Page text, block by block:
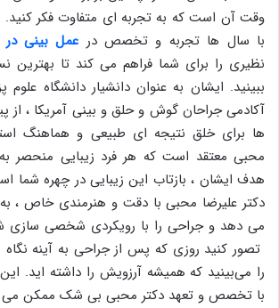
وقت آن است که به تجربه‌ ای متفاوت فکر کنید.
با سال‌ ها تجربه و تخصص در عمل بینی در
‌نظیری را برای شما فراهم می‌ کند تا بهترین
ببینید. ایشان به ‌عنوان دانشیار دانشگاه
آکادمی جراحان گوش و حلق و بینی آمریکا ، از
ها برای خلق نتیجه‌ ای طبیعی و هماهنگ
محبی معتقد است که هر فرد زیبایی منحصر
هدف ایشان ، بازتاب این زیبایی در چهره شما
دکتر علیرضا محبی با دقت و هنرمندی خاص ،
می ‌دهد و جراحی را با رویکردی شخصی ‌سازی‌
تصور کنید روزی که پس از جراحی به آینه
را می‌بینید که همیشه آرزویش را داشته‌ اید.
با تخصص و تعهد دکتر محبی بی شک ممکن